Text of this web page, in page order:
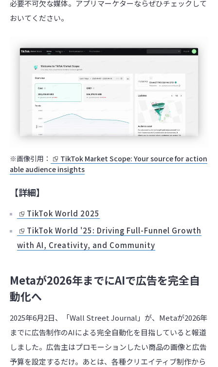
必要不可欠な媒体。アプリマーケターならぜひチェックして
おいてください。
※画像引用：
TikTok Market Scope: Your source for action
able audience insights
【詳細】
TikTok World 2025
TikTok World '25: Driving Full-Funnel Growth
with AI, Creativity, and Community
Metaが2026年までにAIで広告を完全自
動化へ
2025年6月2日、「Wall Street Journal」が、Metaが2026年
までに広告制作のAIによる完全自動化を目指していると報道
しました。広告主はプロモーションしたい商品の画像と広告
予算を設定するだけ。あとは、各種クリエイティブ制作から